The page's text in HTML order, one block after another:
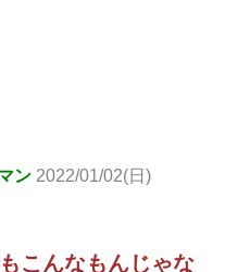
ン 2022/01/02(日)
こんなもんじゃな